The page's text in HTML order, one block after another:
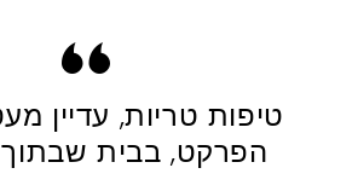
טיפות טריות, עדיין
הפרקט, בבית שבתוך